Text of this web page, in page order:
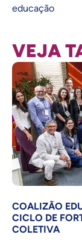
educação
VEJA
COALIZÃO
CICLO DE
COLETIVA